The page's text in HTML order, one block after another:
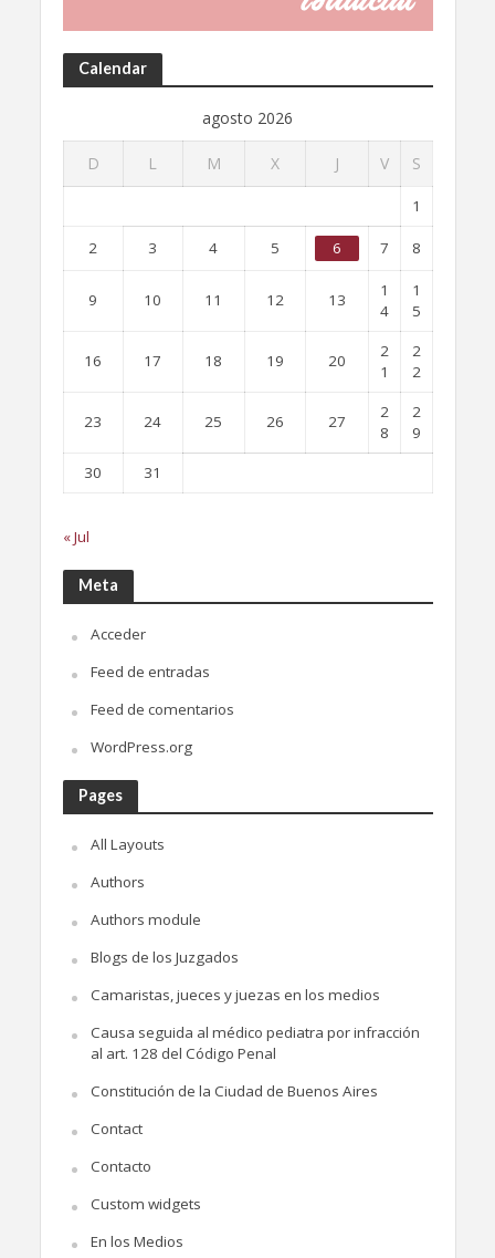
Calendar
agosto 2026
D L M X J V S
1
2 3 4 5 6 7 8
9 10 11 12 13
1
4
1
5
16 17 18 19 20
2
1
2
2
23 24 25 26 27
2
8
2
9
30
31
« Jul
Meta
Acceder
Feed de entradas
Feed de comentarios
WordPress.org
Pages
All Layouts
Authors
Authors module
Blogs de los Juzgados
Camaristas, jueces y juezas en los medios
Causa seguida al médico pediatra por infracción
al art. 128 del Código Penal
Constitución de la Ciudad de Buenos Aires
Contact
Contacto
Custom widgets
En los Medios